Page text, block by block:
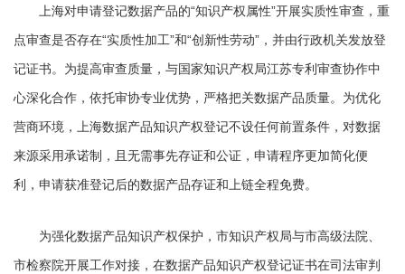
上海对申请登记数据产品的“知识产权属性”开展实质性审查，重
点审查是否存在“实质性加工”和“创新性劳动”，并由行政机关发放登
记证书。为提高审查质量，与国家知识产权局江苏专利审查协作中
心深化合作，依托审协专业优势，严格把关数据产品质量。为优化
营商环境，上海数据产品知识产权登记不设任何前置条件，对数据
来源采用承诺制，且无需事先存证和公证，申请程序更加简化便
利，申请获准登记后的数据产品存证和上链全程免费。
为强化数据产品知识产权保护，市知识产权局与市高级法院、
市检察院开展工作对接，在数据产品知识产权登记证书在司法审判